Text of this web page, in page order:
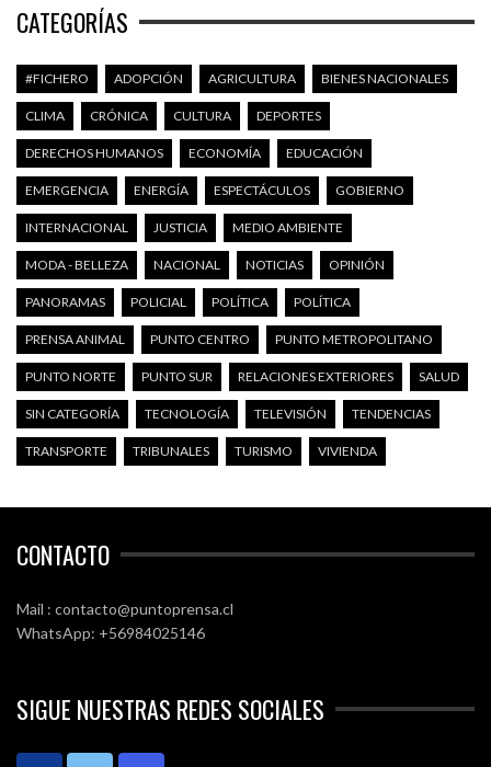
CATEGORÍAS
#FICHERO ADOPCIÓN AGRICULTURA BIENES NACIONALES
CLIMA CRÓNICA CULTURA DEPORTES
DERECHOS HUMANOS ECONOMÍA EDUCACIÓN
EMERGENCIA ENERGÍA ESPECTÁCULOS GOBIERNO
INTERNACIONAL JUSTICIA MEDIO AMBIENTE
MODA - BELLEZA NACIONAL NOTICIAS OPINIÓN
PANORAMAS POLICIAL POLÍTICA POLÍTICA
PRENSA ANIMAL PUNTO CENTRO PUNTO METROPOLITANO
PUNTO NORTE PUNTO SUR RELACIONES EXTERIORES SALUD
SIN CATEGORÍA TECNOLOGÍA TELEVISIÓN TENDENCIAS
TRANSPORTE TRIBUNALES TURISMO VIVIENDA
CONTACTO
Mail : contacto@puntoprensa.cl
WhatsApp: +56984025146
SIGUE NUESTRAS REDES SOCIALES